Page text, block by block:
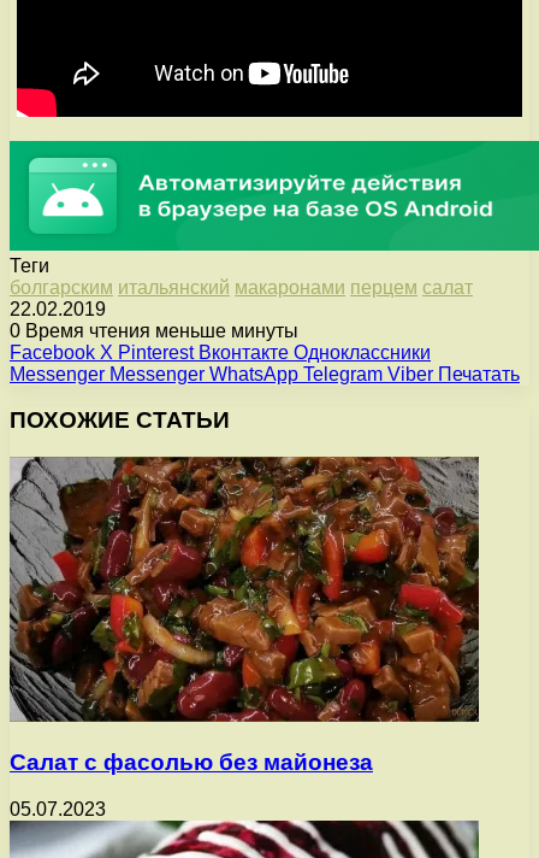
Теги
болгарским итальянский макаронами перцем салат
22.02.2019
0 Время чтения меньше минуты
Facebook X Pinterest Вконтакте Одноклассники
Messenger Messenger WhatsApp Telegram Viber Печатать
ПОХОЖИЕ СТАТЬИ
Салат с фасолью без майонеза
05.07.2023